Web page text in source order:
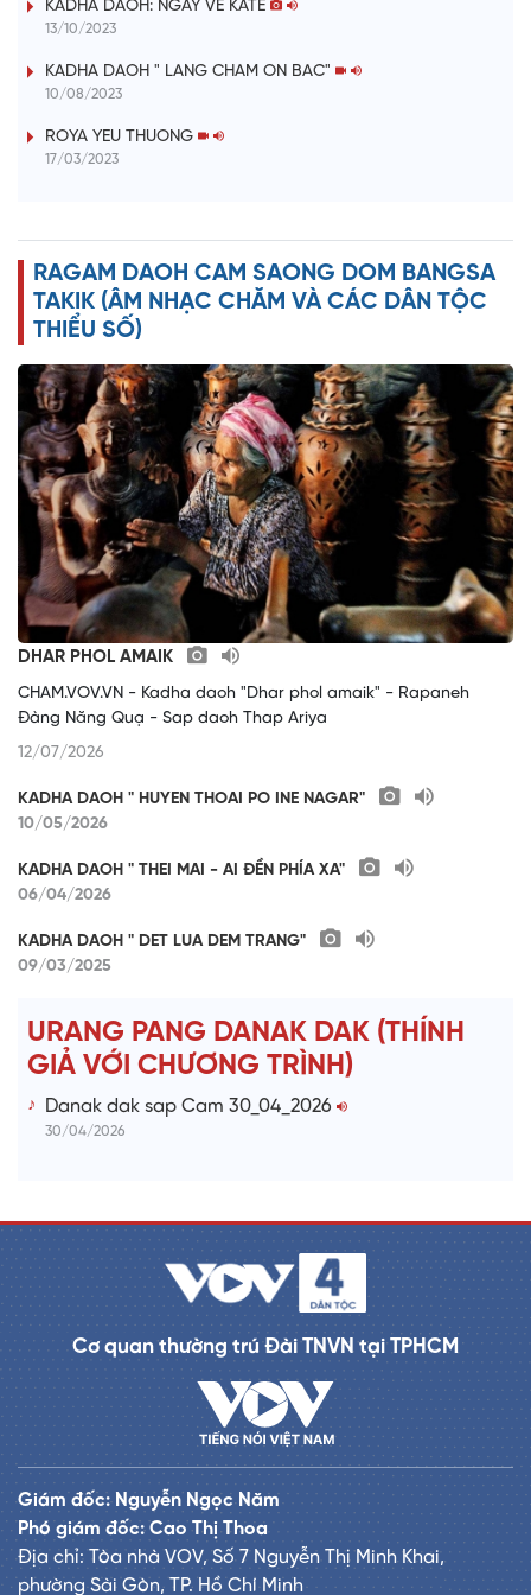
V
e
o
KADHA DAOH: NGÀY VỀ KATÊ
13/10/2023
KADHA DAOH " LANG CHAM ON BAC"
10/08/2023
ROYA YEU THUONG
17/03/2023
RAGAM DAOH CAM SAONG DOM BANGSA
TAKIK (ÂM NHẠC CHĂM VÀ CÁC DÂN TỘC
THIỂU SỐ)
DHAR PHOL AMAIK
CHAM.VOV.VN - Kadha daoh "Dhar phol amaik" - Rapaneh
Đàng Năng Quạ - Sap daoh Thap Ariya
12/07/2026
KADHA DAOH " HUYEN THOAI PO INE NAGAR"
10/05/2026
KADHA DAOH " THEI MAI - AI ĐỀN PHÍA XA"
06/04/2026
KADHA DAOH " DET LUA DEM TRANG"
09/03/2025
URANG PANG DANAK DAK (THÍNH
GIẢ VỚI CHƯƠNG TRÌNH)
Danak dak sap Cam 30_04_2026
30/04/2026
Cơ quan thường trú Đài TNVN tại TPHCM
Giám đốc: Nguyễn Ngọc Năm
Phó giám đốc: Cao Thị Thoa
Địa chỉ: Tòa nhà VOV, Số 7 Nguyễn Thị Minh Khai,
phường Sài Gòn, TP. Hồ Chí Minh